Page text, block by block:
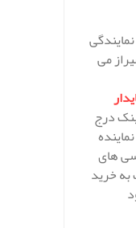
می
درج
های
خرید